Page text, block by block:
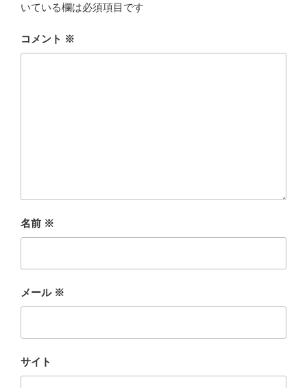
いている欄は必須項目です
コメント ※
名前 ※
メール ※
サイト